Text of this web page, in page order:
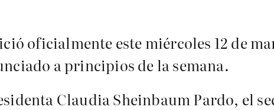
oficialmente este miércoles 12 de
a principios de la semana.
Claudia Sheinbaum Pardo, el